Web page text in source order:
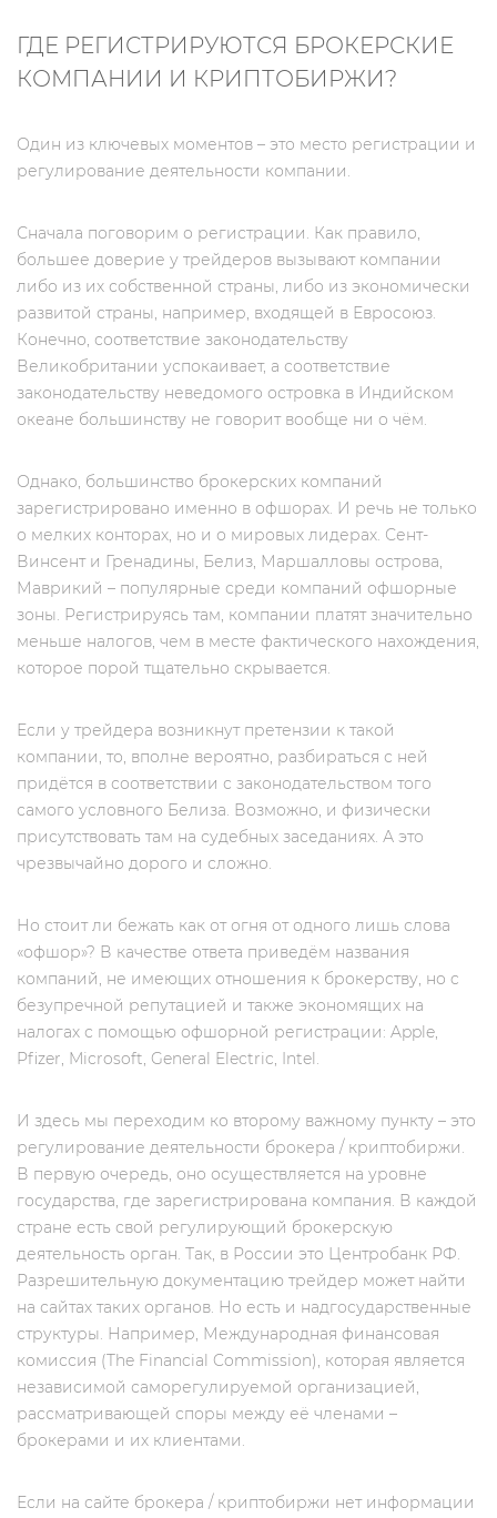
ГДЕ РЕГИСТРИРУЮТСЯ БРОКЕРСКИЕ
КОМПАНИИ И КРИПТОБИРЖИ?
Один из ключевых моментов – это место регистрации и
регулирование деятельности компании.
Сначала поговорим о регистрации. Как правило,
большее доверие у трейдеров вызывают компании
либо из их собственной страны, либо из экономически
развитой страны, например, входящей в Евросоюз.
Конечно, соответствие законодательству
Великобритании успокаивает, а соответствие
законодательству неведомого островка в Индийском
океане большинству не говорит вообще ни о чём.
Однако, большинство брокерских компаний
зарегистрировано именно в офшорах. И речь не только
о мелких конторах, но и о мировых лидерах. Сент-
Винсент и Гренадины, Белиз, Маршалловы острова,
Маврикий – популярные среди компаний офшорные
зоны. Регистрируясь там, компании платят значительно
меньше налогов, чем в месте фактического нахождения,
которое порой тщательно скрывается.
Если у трейдера возникнут претензии к такой
компании, то, вполне вероятно, разбираться с ней
придётся в соответствии с законодательством того
самого условного Белиза. Возможно, и физически
присутствовать там на судебных заседаниях. А это
чрезвычайно дорого и сложно.
Но стоит ли бежать как от огня от одного лишь слова
«офшор»? В качестве ответа приведём названия
компаний, не имеющих отношения к брокерству, но c
безупречной репутацией и также экономящих на
налогах с помощью офшорной регистрации: Apple,
Pfizer, Microsoft, General Electric, Intel.
И здесь мы переходим ко второму важному пункту – это
регулирование деятельности брокера / криптобиржи.
В первую очередь, оно осуществляется на уровне
государства, где зарегистрирована компания. В каждой
стране есть свой регулирующий брокерскую
деятельность орган. Так, в России это Центробанк РФ.
Разрешительную документацию трейдер может найти
на сайтах таких органов. Но есть и надгосударственные
структуры. Например, Международная финансовая
комиссия (The Financial Commission), которая является
независимой саморегулируемой организацией,
рассматривающей споры между её членами –
брокерами и их клиентами.
Если на сайте брокера / криптобиржи нет информации